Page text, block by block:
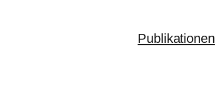
Publikationen